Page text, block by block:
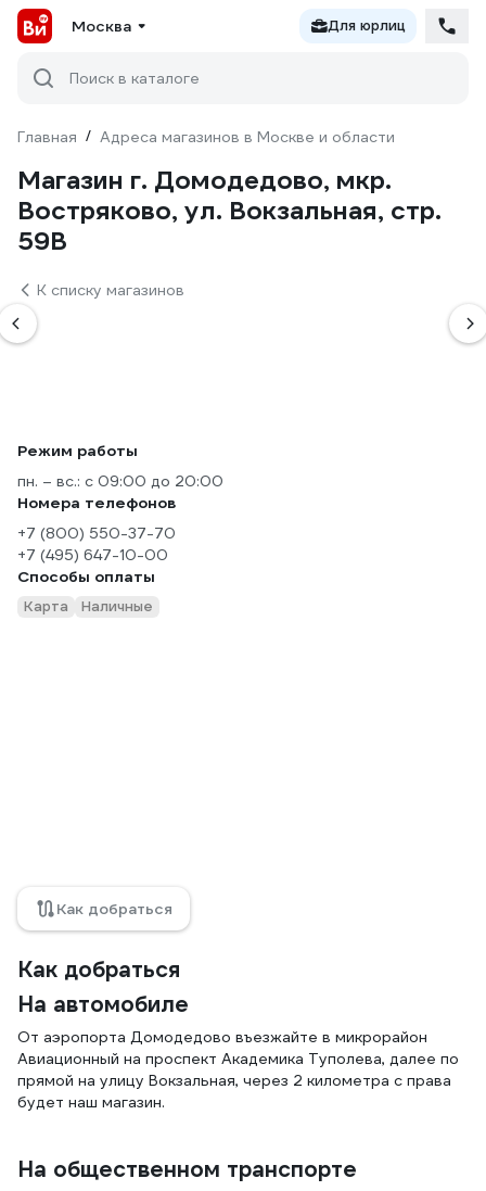
Москва Для юрлиц
Поиск в каталоге
Главная / Адреса магазинов в Москве и области
Магазин г. Домодедово, мкр.
Востряково, ул. Вокзальная, стр.
59В
К списку магазинов
Режим работы
пн. – вс.: с 09:00 до 20:00
Номера телефонов
+7 (800) 550-37-70
+7 (495) 647-10-00
Способы оплаты
Карта Наличные
Как добраться
Как добраться
На автомобиле
От аэропорта Домодедово въезжайте в микрорайон
Авиационный на проспект Академика Туполева, далее по
прямой на улицу Вокзальная, через 2 километра с права
будет наш магазин.
На общественном транспорте